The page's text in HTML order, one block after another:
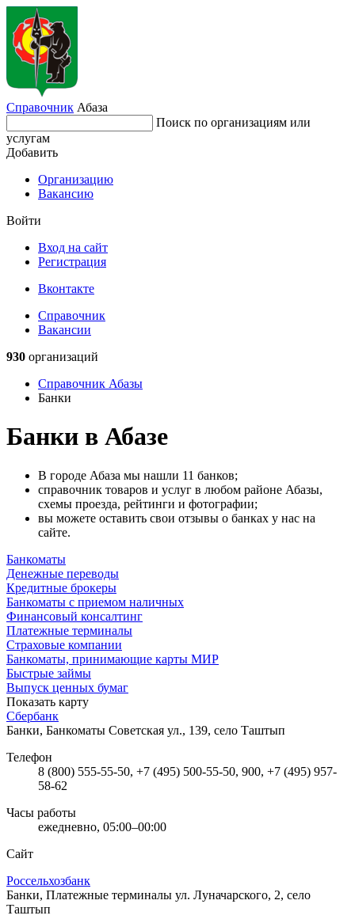
Справочник Абаза
Поиск по организациям или
услугам
Добавить
Организацию
Вакансию
Войти
Вход на сайт
Регистрация
Вконтакте
Справочник
Вакансии
930 организаций
Справочник Абазы
Банки
Банки в Абазе
В городе Абаза мы нашли 11 банков;
справочник товаров и услуг в любом районе Абазы,
схемы проезда, рейтинги и фотографии;
вы можете оставить свои отзывы о банках у нас на
сайте.
Банкоматы
Денежные переводы
Кредитные брокеры
Банкоматы с приемом наличных
Финансовый консалтинг
Платежные терминалы
Страховые компании
Банкоматы, принимающие карты МИР
Быстрые займы
Выпуск ценных бумаг
Показать карту
Сбербанк
Банки, Банкоматы Советская ул., 139, село Таштып
Телефон
8 (800) 555-55-50, +7 (495) 500-55-50, 900, +7 (495) 957-
58-62
Часы работы
ежедневно, 05:00–00:00
Сайт
Россельхозбанк
Банки, Платежные терминалы ул. Луначарского, 2, село
Таштып